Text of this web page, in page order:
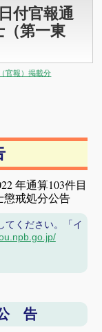
付官報通
（第一東
官報）掲載分
年通算103件目
戒処分公告
てください。「イ
告